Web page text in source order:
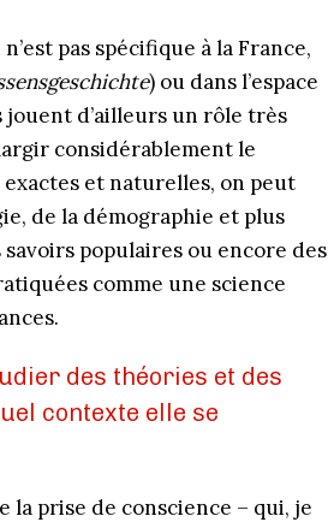
pas spécifique à la France,
) ou dans l’espace
jouent d’ailleurs un rôle très
considérablement le
et naturelles, on peut
de la démographie et plus
populaires ou encore des
comme une science
des théories et des
contexte elle se
la prise de conscience – qui, je